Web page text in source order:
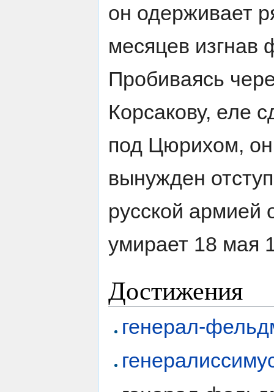
он одерживает
месяцев изгнав
Пробиваясь
Корсакову, еле
под Цюрихом,
вынужден
русской армией
умирает 18 мая
Достижения
генерал-